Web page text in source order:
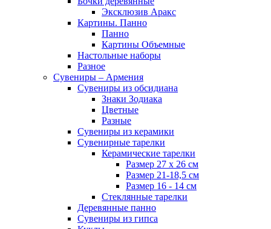
Эксклюзив Аракс
Картины. Панно
Панно
Картины Объемные
Настольные наборы
Разное
Сувениры – Армения
Сувениры из обсидиана
Знаки Зодиака
Цветные
Разные
Сувениры из керамики
Сувенирные тарелки
Керамические тарелки
Размер 27 х 26 см
Размер 21-18,5 см
Размер 16 - 14 см
Стеклянные тарелки
Деревянные панно
Сувениры из гипса